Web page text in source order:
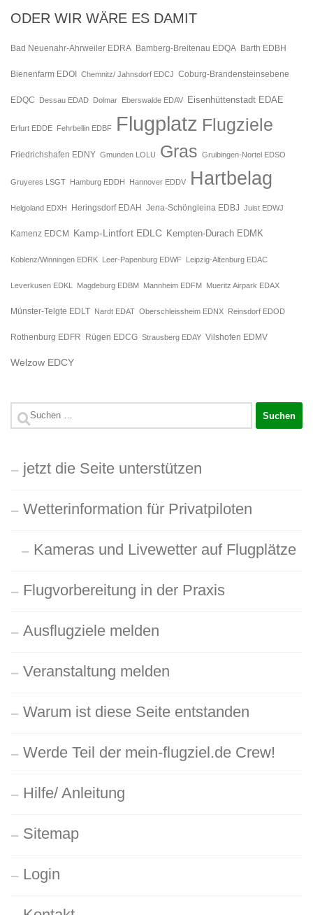
ODER WIR WÄRE ES DAMIT
Bad Neuenahr-Ahrweiler EDRA Bamberg-Breitenau EDQA Barth EDBH
Bienenfarm EDOI Chemnitz/ Jahnsdorf EDCJ Coburg-Brandensteinsebene
EDQC Dessau EDAD Dolmar Eberswalde EDAV Eisenhüttenstadt EDAE
Erfurt EDDE Fehrbellin EDBF Flugplatz Flugziele
Friedrichshafen EDNY Gmunden LOLU Gras Gruibingen-Nortel EDSO
Gruyeres LSGT Hamburg EDDH Hannover EDDV Hartbelag
Helgoland EDXH Heringsdorf EDAH Jena-Schöngleina EDBJ Juist EDWJ
Kamenz EDCM Kamp-Lintfort EDLC Kempten-Durach EDMK
Koblenz/Winningen EDRK Leer-Papenburg EDWF Leipzig-Altenburg EDAC
Leverkusen EDKL Magdeburg EDBM Mannheim EDFM Mueritz Airpark EDAX
Münster-Telgte EDLT Nardt EDAT Oberschleissheim EDNX Reinsdorf EDOD
Rothenburg EDFR Rügen EDCG Strausberg EDAY Vilshofen EDMV
Welzow EDCY
Suchen
jetzt die Seite unterstützen
Wetterinformation für Privatpiloten
Kameras und Livewetter auf Flugplätze
Flugvorbereitung in der Praxis
Ausflugziele melden
Veranstaltung melden
Warum ist diese Seite entstanden
Werde Teil der mein-flugziel.de Crew!
Hilfe/ Anleitung
Sitemap
Login